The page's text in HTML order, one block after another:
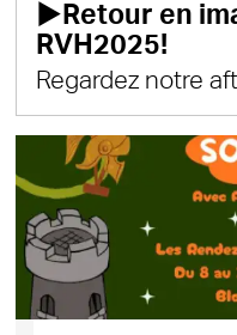
▶️Retour en
RVH2025!
Regardez notre